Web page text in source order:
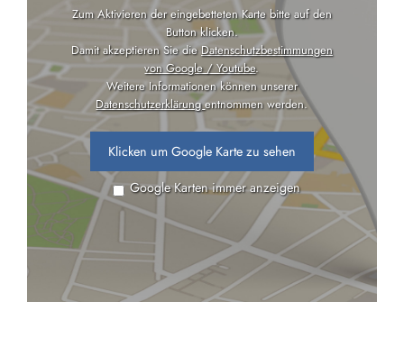
Zum Aktivieren der eingebetteten Karte bitte auf den
Button klicken.
Damit akzeptieren Sie dieDatenschutzbestimmungen
von Google / Youtube.
Weitere Informationen können unserer
Datenschutzerklärungentnommen werden.
Klicken um Google Karte zu sehen
Google Karten immer anzeigen